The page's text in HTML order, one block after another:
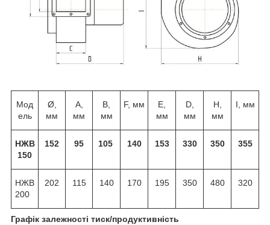
Мод
ель
Ø,
мм
A,
мм
B,
мм
F, мм
E,
мм
D,
мм
H,
мм
I, мм
НЖВ
150
152 95 105 140 153 330 350 355
НЖВ
200
202 115 140 170 195 350 480 320
Графік залежності тиск/продуктивність